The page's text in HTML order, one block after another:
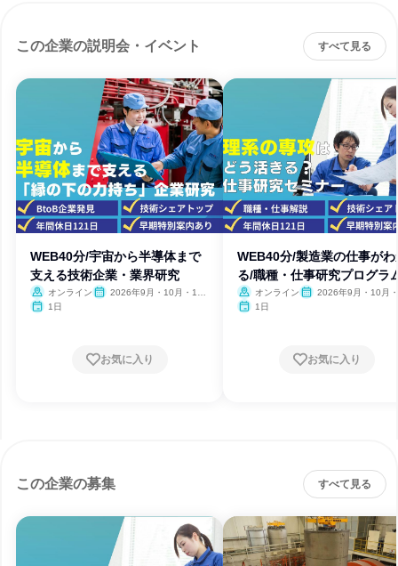
この企業の説明会・イベント すべて見る
WEB40分/宇宙から半導体まで
支える技術企業・業界研究
オンライン
2026年9月・10月・11
1日
お気に入り
WEB40分/製造業の仕事がわ
る/職種・仕事研究プログラ
オンライン
2026年9月・10月
1日
お気に入り
この企業の募集 すべて見る